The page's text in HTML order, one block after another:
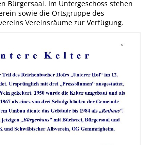
Fan-Shop
Bürgersaal. Im Untergeschoss stehen
sowie die Ortsgruppe des
Vereinsräume zur Verfügung.